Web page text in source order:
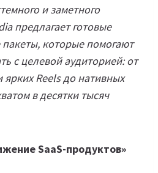
и заметного
предлагает готовые
которые помогают
с целевой аудиторией: от
Reels до нативных
в десятки тысяч
SaaS-продуктов»